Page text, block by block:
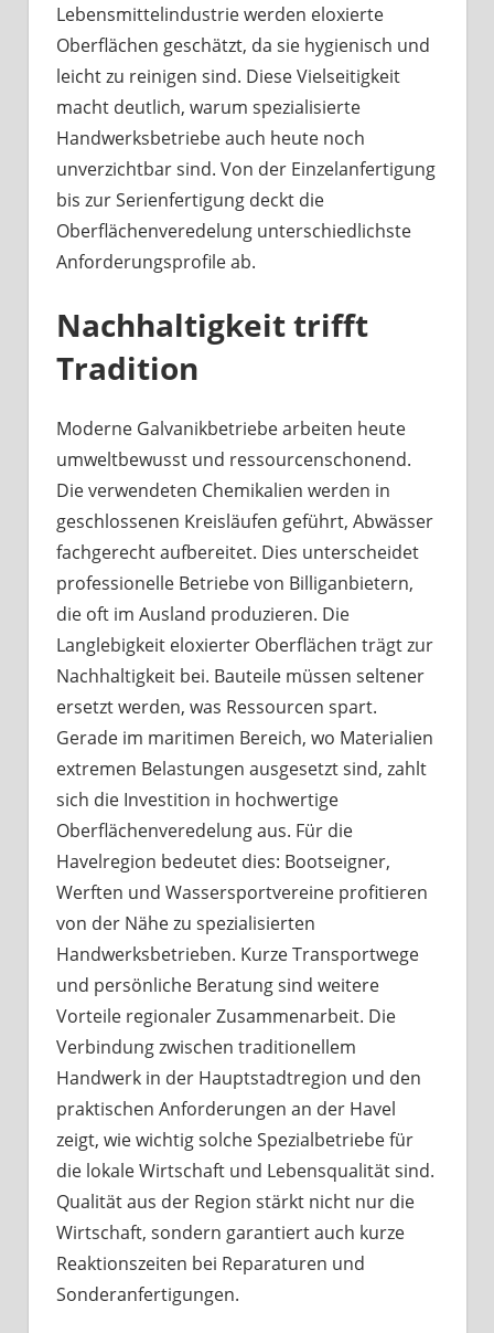
Lebensmittelindustrie werden eloxierte
Oberflächen geschätzt, da sie hygienisch und
leicht zu reinigen sind. Diese Vielseitigkeit
macht deutlich, warum spezialisierte
Handwerksbetriebe auch heute noch
unverzichtbar sind. Von der Einzelanfertigung
bis zur Serienfertigung deckt die
Oberflächenveredelung unterschiedlichste
Anforderungsprofile ab.
Nachhaltigkeit trifft
Tradition
Moderne Galvanikbetriebe arbeiten heute
umweltbewusst und ressourcenschonend.
Die verwendeten Chemikalien werden in
geschlossenen Kreisläufen geführt, Abwässer
fachgerecht aufbereitet. Dies unterscheidet
professionelle Betriebe von Billiganbietern,
die oft im Ausland produzieren. Die
Langlebigkeit eloxierter Oberflächen trägt zur
Nachhaltigkeit bei. Bauteile müssen seltener
ersetzt werden, was Ressourcen spart.
Gerade im maritimen Bereich, wo Materialien
extremen Belastungen ausgesetzt sind, zahlt
sich die Investition in hochwertige
Oberflächenveredelung aus. Für die
Havelregion bedeutet dies: Bootseigner,
Werften und Wassersportvereine profitieren
von der Nähe zu spezialisierten
Handwerksbetrieben. Kurze Transportwege
und persönliche Beratung sind weitere
Vorteile regionaler Zusammenarbeit. Die
Verbindung zwischen traditionellem
Handwerk in der Hauptstadtregion und den
praktischen Anforderungen an der Havel
zeigt, wie wichtig solche Spezialbetriebe für
die lokale Wirtschaft und Lebensqualität sind.
Qualität aus der Region stärkt nicht nur die
Wirtschaft, sondern garantiert auch kurze
Reaktionszeiten bei Reparaturen und
Sonderanfertigungen.